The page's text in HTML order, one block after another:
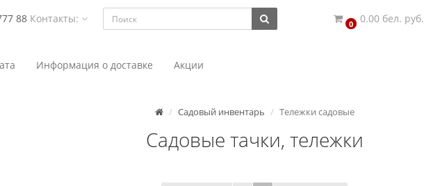
88 Контакты: 0 0.00 бел. руб.
Информация о доставке Акции
Садовый инвентарь Тележки садовые
Садовые тачки, тележки